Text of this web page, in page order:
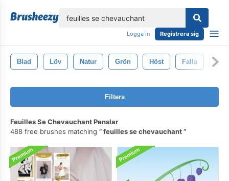
Logga in Registrera sig
Blad Löv Natur Grön Höst Falla Träd
Filters
Feuilles Se Chevauchant Penslar
488 free brushes matching
feuilles se chevauchant